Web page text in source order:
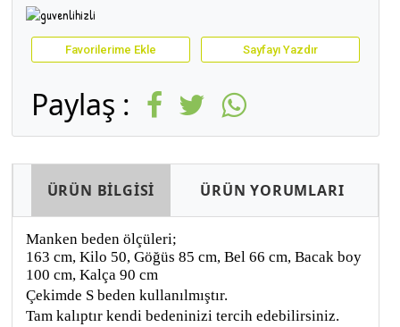
Favorilerime Ekle Sayfayı Yazdır
Paylaş :
ÜRÜN BİLGİSİ ÜRÜN YORUMLARI
Manken beden ölçüleri;
163 cm, Kilo 50, Göğüs 85 cm, Bel 66 cm, Bacak boy
100 cm, Kalça 90 cm
Çekimde S beden kullanılmıştır.
Tam kalıptır kendi bedeninizi tercih edebilirsiniz.